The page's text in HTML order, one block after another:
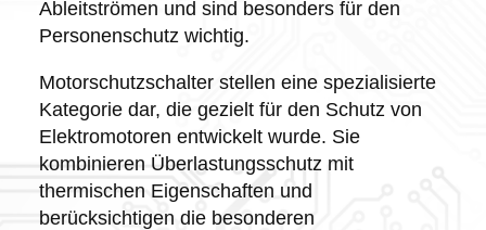
Ableitströmen und sind besonders für den
Personenschutz wichtig.
Motorschutzschalter stellen eine spezialisierte
Kategorie dar, die gezielt für den Schutz von
Elektromotoren entwickelt wurde. Sie
kombinieren Überlastungsschutz mit
thermischen Eigenschaften und
berücksichtigen die besonderen